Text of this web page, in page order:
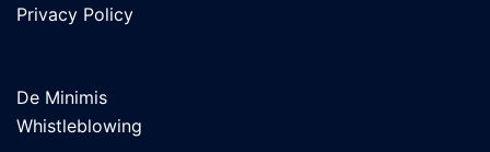
Privacy Policy
De Minimis
Whistleblowing